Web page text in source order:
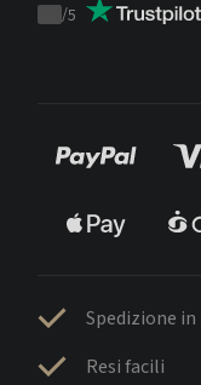
Trustpilot
/5
Spedizione
Resi facili